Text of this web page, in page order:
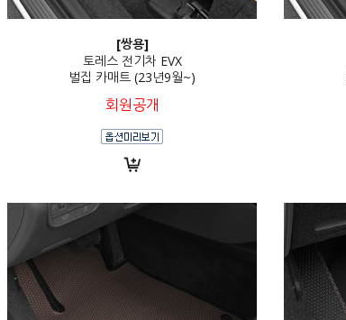
[쌍용]
토레스 전기차 EVX
벌집 카매트 (23년9월~)
회원공개